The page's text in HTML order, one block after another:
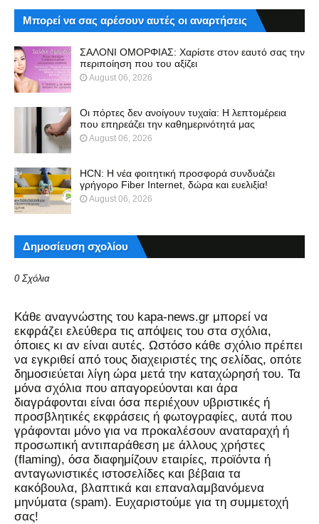
Μπορεί να σας αρέσουν αυτές οι αναρτήσεις
ΣΑΛΟΝΙ ΟΜΟΡΦΙΑΣ: Χαρίστε στον εαυτό σας την
περιποίηση που του αξίζει
August 06, 2026
Οι πόρτες δεν ανοίγουν τυχαία: Η λεπτομέρεια
που επηρεάζει την καθημερινότητά μας
August 06, 2026
HCN: Η νέα φοιτητική προσφορά συνδυάζει
γρήγορο Fiber Internet, δώρα και ευελιξία!
August 06, 2026
Δημοσίευση σχολίου
0 Σχόλια
Kάθε αναγνώστης του kapa-news.gr μπορεί να
εκφράζει ελεύθερα τις απόψεις του στα σχόλια,
όποιες κι αν είναι αυτές. Ωστόσο κάθε σχόλιο πρέπει
να εγκριθεί από τους διαχειριστές της σελίδας, οπότε
δημοσιεύεται λίγη ώρα μετά την καταχώρησή του. Τα
μόνα σχόλια που απαγορεύονται και άρα
διαγράφονται είναι όσα περιέχουν υβριστικές ή
προσβλητικές εκφράσεις ή φωτογραφίες, αυτά που
γράφονται μόνο για να προκαλέσουν αναταραχή ή
προσωπική αντιπαράθεση με άλλους χρήστες
(flaming), όσα διαφημίζουν εταιρίες, προϊόντα ή
ανταγωνιστικές ιστοσελίδες και βέβαια τα
κακόβουλα, βλαπτικά και επαναλαμβανόμενα
μηνύματα (spam). Ευχαριστούμε για τη συμμετοχή
σας!